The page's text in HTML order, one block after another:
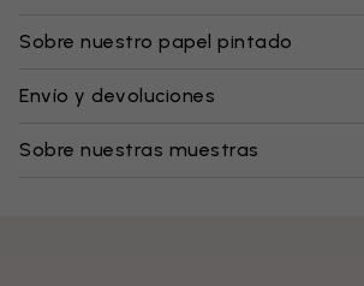
Sobre nuestro papel pintado
Envío y devoluciones
Sobre nuestras muestras